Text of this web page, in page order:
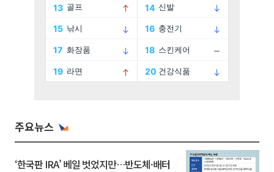
주요뉴스
‘한국판 IRA’ 베일 벗었지만…반도체·배터